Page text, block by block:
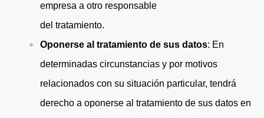
empresa a otro responsable
del tratamiento.
Oponerse al tratamiento de sus datos: En
determinadas circunstancias y por motivos
relacionados con su situación particular, tendrá
derecho a oponerse al tratamiento de sus datos en